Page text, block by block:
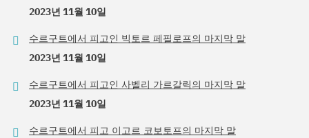
2023년 11월 10일
수르구트에서 피고인 빅토르 페필로프의 마지막 말
2023년 11월 10일
수르구트에서 피고인 사벨리 가르갈릭의 마지막 말
2023년 11월 10일
수르구트에서 피고 이고르 코보토프의 마지막 말